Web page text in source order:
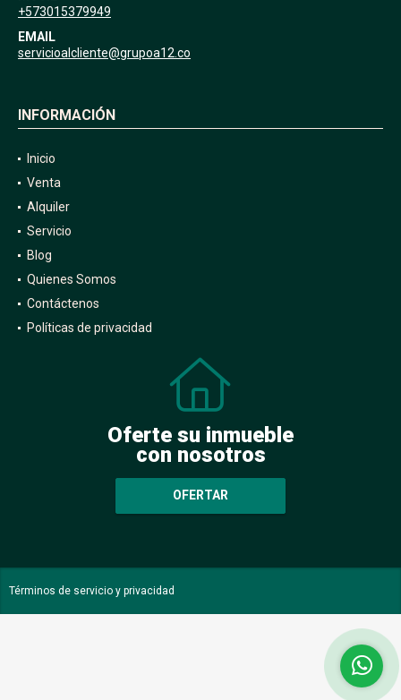
+573015379949
EMAIL
servicioalcliente@grupoa12.co
INFORMACIÓN
Inicio
Venta
Alquiler
Servicio
Blog
Quienes Somos
Contáctenos
Políticas de privacidad
Oferte su inmueble
con nosotros
OFERTAR
Términos de servicio y privacidad